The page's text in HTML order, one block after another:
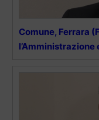
Comune, Ferrara